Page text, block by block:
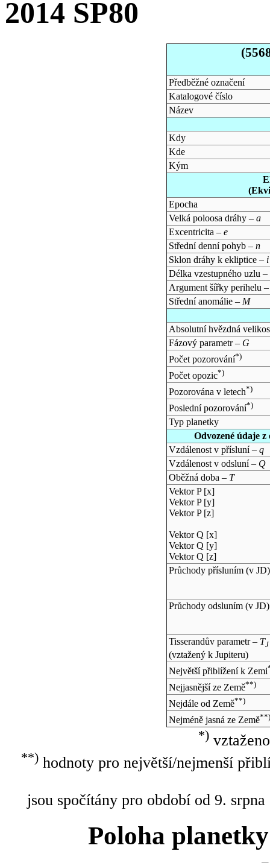
2014 SP80
Předběžné označení
Katalogové číslo
Název
Kdy
Kde
Kým
Epocha
Velká poloosa dráhy – a
Excentricita – e
Střední denní pohyb – n
Sklon dráhy k ekliptice – i
Délka vzestupného uzlu –
Argument šířky perihelu
Střední anomálie – M
Absolutní hvězdná
Fázový parametr – G
Počet pozorování*)
Počet opozic*)
Pozorována v letech*)
Poslední pozorování*)
Typ planetky
Odvozené údaje
Vzdálenost v přísluní – q
Vzdálenost v odsluní – Q
Oběžná doba – T
Vektor P [x]
Vektor P [y]
Vektor P [z]
Vektor Q [x]
Vektor Q [y]
Vektor Q [z]
Průchody přísluním (v JD)
Průchody odsluním (v JD)
Tisserandův parametr – TJ
(vztažený k Jupiteru)
Největší přiblížení k Zemi
Nejjasnější ze Země**)
Nejdále od Země**)
Nejméně jasná ze Země**)
*)
**)hodnoty pro největší/nejmenší
jsou spočítány pro období od 9.
Poloha